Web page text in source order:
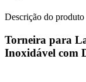
Descrição do produto
Torneira para
Inoxidável com